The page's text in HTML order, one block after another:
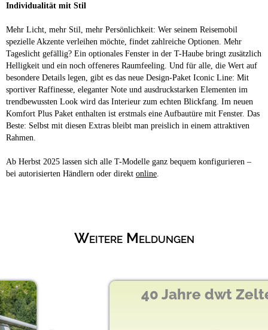
Individualität mit Stil
Mehr Licht, mehr Stil, mehr Persönlichkeit: Wer seinem Reisemobil
spezielle Akzente verleihen möchte, findet zahlreiche Optionen. Mehr
Tageslicht gefällig? Ein optionales Fenster in der T-Haube bringt zusätzlich
Helligkeit und ein noch offeneres Raumfeeling. Und für alle, die Wert auf
besondere Details legen, gibt es das neue Design-Paket Iconic Line: Mit
sportiver Raffinesse, eleganter Note und ausdruckstarken Elementen im
trendbewussten Look wird das Interieur zum echten Blickfang. Im neuen
Komfort Plus Paket enthalten ist erstmals eine Aufbautüre mit Fenster. Das
Beste: Selbst mit diesen Extras bleibt man preislich in einem attraktiven
Rahmen.
Ab Herbst 2025 lassen sich alle T-Modelle ganz bequem konfigurieren –
bei autorisierten Händlern oder direkt online
Weitere Meldungen
40 Jahre dwt Zelte